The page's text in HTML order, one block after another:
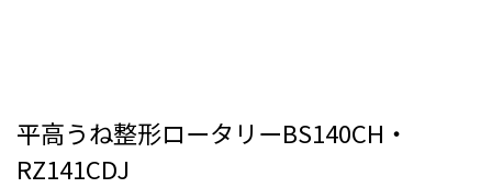
平高うね整形ロータリーBS140CH・
RZ141CDJ